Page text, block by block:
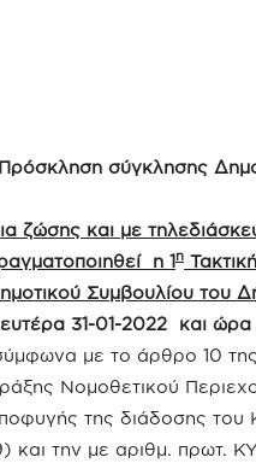
Πρόσκληση σύγκλησης
ζώσης και με
η 1η
Συμβουλίου του
31-01-2022 και ώρα
με το άρθρο 10
Νομοθετικού
της διάδοσης του
και την με αριθμ. πρωτ.